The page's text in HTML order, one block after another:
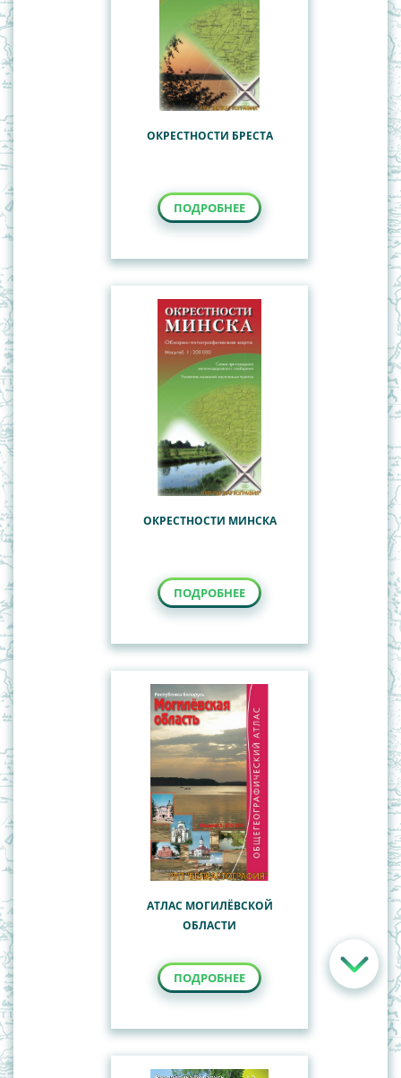
ОКРЕСТНОСТИ БРЕСТА
ПОДРОБНЕЕ
ОКРЕСТНОСТИ МИНСКА
ПОДРОБНЕЕ
АТЛАС МОГИЛЁВСКОЙ
ОБЛАСТИ
ПОДРОБНЕЕ